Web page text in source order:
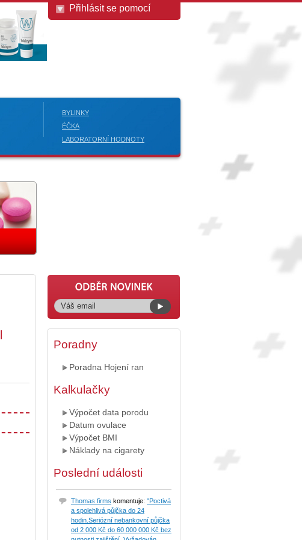
Přihlásit se pomocí
BYLINKY
ÉČKA
LABORATORNÍ HODNOTY
Poradny
Poradna Hojení ran
Kalkulačky
Výpočet data porodu
Datum ovulace
Výpočet BMI
Náklady na cigarety
Poslední události
Thomas firms komentuje: "Poctivá
a spolehlivá půjčka do 24
hodin.Seriózní nebankovní půjčka
od 2 000 Kč do 60 000 000 Kč bez